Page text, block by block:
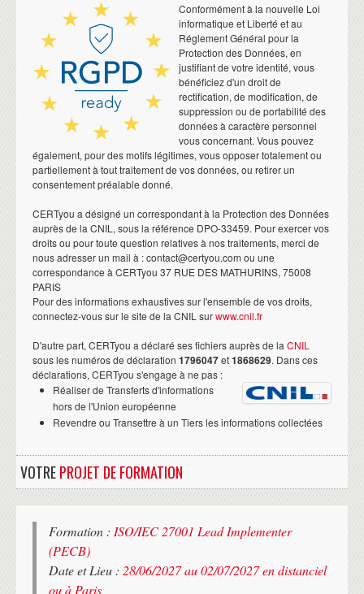
Conformément à la nouvelle Loi
informatique et Liberté et au
Réglement Général pour la
Protection des Données, en
justifiant de votre identité, vous
bénéficiez d'un droit de
rectification, de modification, de
suppression ou de portabilité des
données à caractère personnel
vous concernant. Vous pouvez
également, pour des motifs légitimes, vous opposer totalement ou
partiellement à tout traitement de vos données, ou retirer un
consentement préalable donné.
CERTyou a désigné un correspondant à la Protection des Données
auprès de la CNIL, sous la référence DPO-33459. Pour exercer vos
droits ou pour toute question relatives à nos traitements, merci de
nous adresser un mail à : contact@certyou.com ou une
correspondance à CERTyou 37 RUE DES MATHURINS, 75008
PARIS
Pour des informations exhaustives sur l'ensemble de vos droits,
connectez-vous sur le site de la CNIL surwww.cnil.fr
D'autre part, CERTyou a déclaré ses fichiers auprès de la CNIL
sous les numéros de déclaration 1796047et1868629. Dans ces
déclarations, CERTyou s'engage à ne pas :
Réaliser de Transferts d'informations
hors de l'Union européenne
Revendre ou Transettre à un Tiers les informations collectées
VOTREPROJET DE FORMATION
Formation : ISO/IEC 27001 Lead Implementer
(PECB)
Date et Lieu : 28/06/2027 au 02/07/2027 en distanciel
ou à Paris